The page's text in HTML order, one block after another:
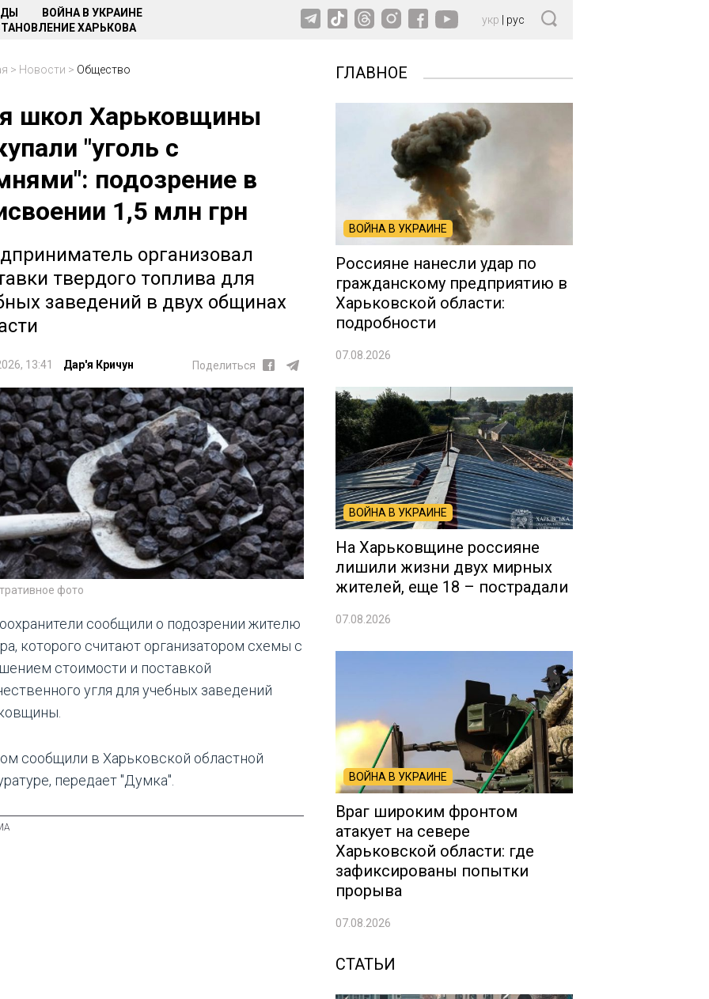
ВОЙНА В УКРАИНЕ
ХАРЬКОВА
укр рус
> Новости > Общество
школ Харьковщины
"уголь с
подозрение в
1,5 млн грн
организовал
твердого топлива для
заведений в двух общинах
13:41 Дар'я Кричун Поделиться
фото
сообщили о подозрении жителю
которого считают организатором схемы с
стоимости и поставкой
угля для учебных заведений
сообщили в Харьковской областной
передает "Думка".
ГЛАВНОЕ
ВОЙНА В УКРАИНЕ
Россияне нанесли удар по
гражданскому предприятию в
Харьковской области:
подробности
07.08.2026
ВОЙНА В УКРАИНЕ
На Харьковщине россияне
лишили жизни двух мирных
жителей, еще 18 – пострадали
07.08.2026
ВОЙНА В УКРАИНЕ
Враг широким фронтом
атакует на севере
Харьковской области: где
зафиксированы попытки
прорыва
07.08.2026
СТАТЬИ